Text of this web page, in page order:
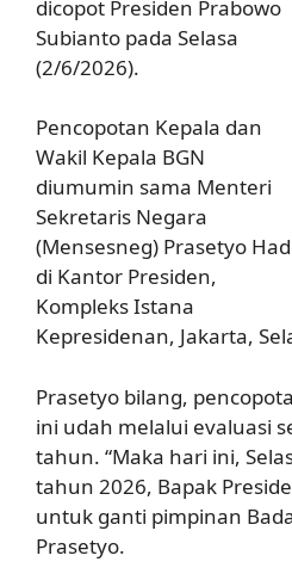
dicopot Presiden Prabowo
Subianto pada Selasa
(2/6/2026).
Pencopotan Kepala dan
Wakil Kepala BGN
diumumin sama Menteri
Sekretaris Negara
(Mensesneg) Prasetyo
di Kantor Presiden,
Kompleks Istana
Kepresidenan, Jakarta,
Prasetyo bilang,
ini udah melalui evaluasi
tahun. “Maka hari ini,
tahun 2026, Bapak
untuk ganti pimpinan
Prasetyo.